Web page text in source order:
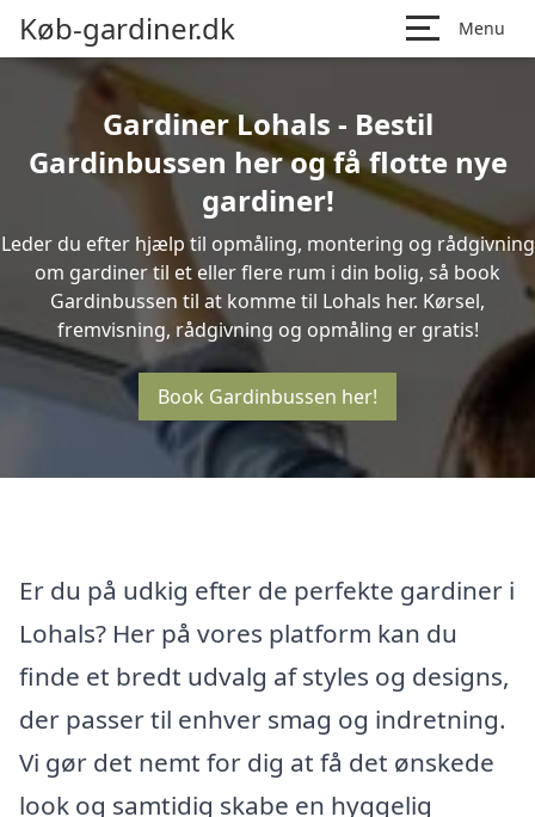
Køb-gardiner.dk Menu
Gardiner Lohals - Bestil
Gardinbussen her og få flotte nye
gardiner!
Leder du efter hjælp til opmåling, montering og rådgivning
om gardiner til et eller flere rum i din bolig, så book
Gardinbussen til at komme til Lohals her. Kørsel,
fremvisning, rådgivning og opmåling er gratis!
Book Gardinbussen her!
Er du på udkig efter de perfekte gardiner i
Lohals? Her på vores platform kan du
finde et bredt udvalg af styles og designs,
der passer til enhver smag og indretning.
Vi gør det nemt for dig at få det ønskede
look og samtidig skabe en hyggelig